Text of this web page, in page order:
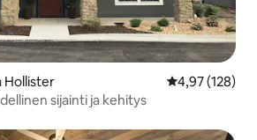
Hollister
4,97 (128)
Oasis - Täydellinen sijainti ja kehitys